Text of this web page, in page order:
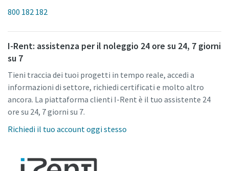
800 182 182
I-Rent: assistenza per il noleggio 24 ore su 24, 7 giorni
su 7
Tieni traccia dei tuoi progetti in tempo reale, accedi a
informazioni di settore, richiedi certificati e molto altro
ancora. La piattaforma clienti I-Rent è il tuo assistente 24
ore su 24, 7 giorni su 7.
Richiedi il tuo account oggi stesso